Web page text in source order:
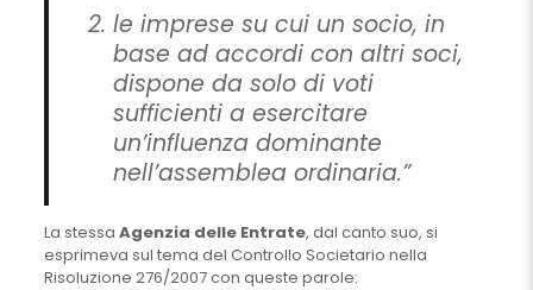
le imprese su cui un socio, in
base ad accordi con altri soci,
dispone da solo di voti
sufficienti a esercitare
un’influenza dominante
nell’assemblea ordinaria.”
La stessa Agenzia delle Entrate, dal canto suo, si
esprimeva sul tema del Controllo Societario nella
Risoluzione 276/2007 con queste parole: